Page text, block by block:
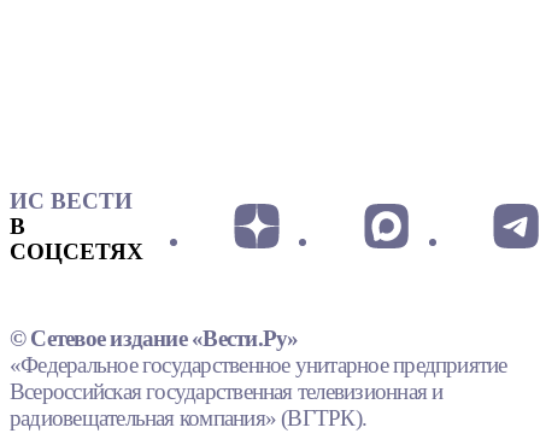
ИС ВЕСТИ
В
СОЦСЕТЯХ
© Сетевое издание «Вести.Ру»
«Федеральное государственное унитарное предприятие
Всероссийская государственная телевизионная и
радиовещательная компания» (ВГТРК).